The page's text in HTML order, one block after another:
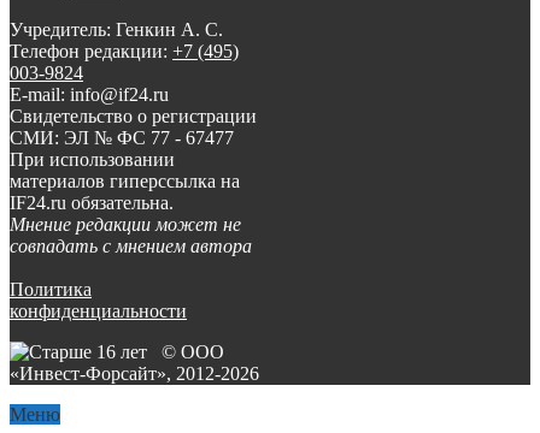
Учредитель: Генкин А. С.
Телефон редакции: +7 (495)
003-9824
E-mail: info@if24.ru
Свидетельство о регистрации
СМИ: ЭЛ № ФС 77 - 67477
При использовании
материалов гиперссылка на
IF24.ru обязательна.
Мнение редакции может не
совпадать с мнением автора
Политика
конфиденциальности
© ООО
«Инвест-Форсайт», 2012-2026
Меню